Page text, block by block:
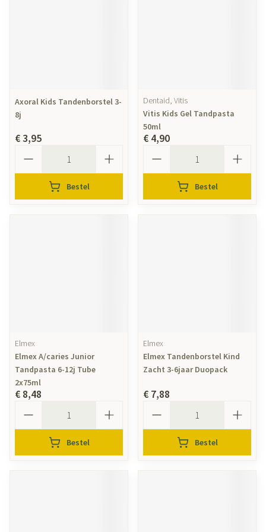
Axoral Kids Tandenborstel 3-
8j
€ 3,95
Bestel
Dentaid, Vitis
Vitis Kids Gel Tandpasta
50ml
€ 4,90
Bestel
Elmex
Elmex A/caries Junior
Tandpasta 6-12j Tube
2x75ml
€ 8,48
Bestel
Elmex
Elmex Tandenborstel Kind
Zacht 3-6jaar Duopack
€ 7,88
Bestel